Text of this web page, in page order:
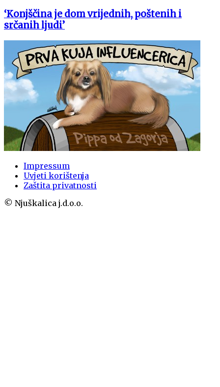
‘Konjščina je dom vrijednih, poštenih i
srčanih ljudi’
Impressum
Uvjeti korištenja
Zaštita privatnosti
© Njuškalica j.d.o.o.